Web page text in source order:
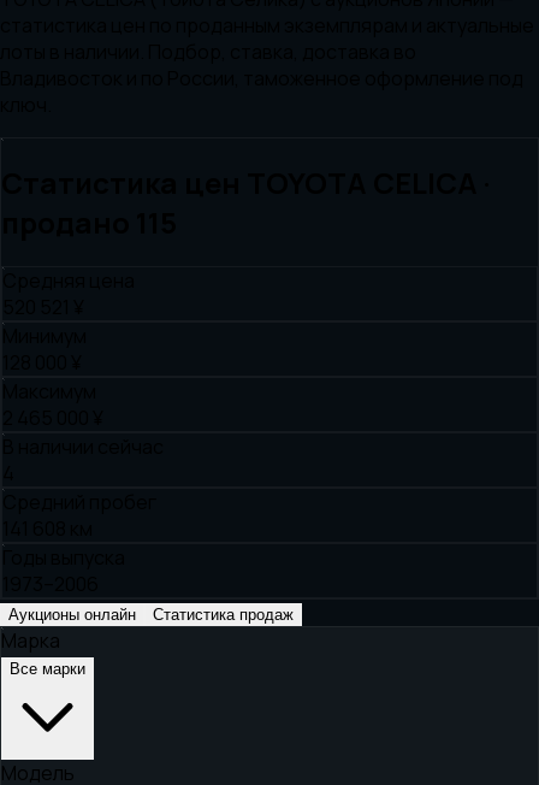
Аукционы онлайн Статистика продаж
Марка
Все марки
Модель